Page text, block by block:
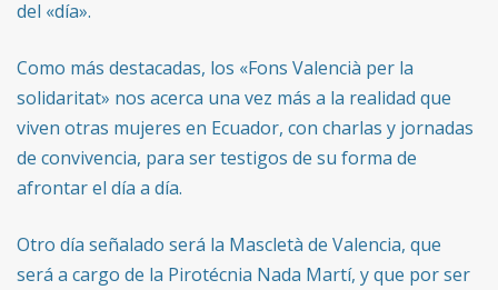
del «día».
Como más destacadas, los «Fons Valencià per la
solidaritat» nos acerca una vez más a la realidad que
viven otras mujeres en Ecuador, con charlas y jornadas
de convivencia, para ser testigos de su forma de
afrontar el día a día.
Otro día señalado será la Mascletà de Valencia, que
será a cargo de la Pirotécnia Nada Martí, y que por ser